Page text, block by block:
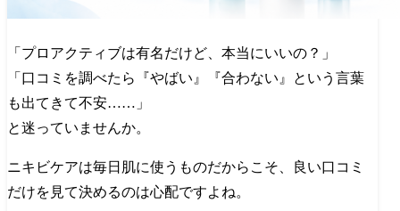
「プロアクティブは有名だけど、本当にいいの？」
「口コミを調べたら『やばい』『合わない』という言葉
も出てきて不安……」
と迷っていませんか。
ニキビケアは毎日肌に使うものだからこそ、良い口コミ
だけを見て決めるのは心配ですよね。